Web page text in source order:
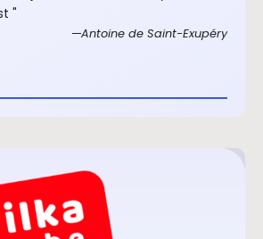
"
Antoine de Saint-Exupéry